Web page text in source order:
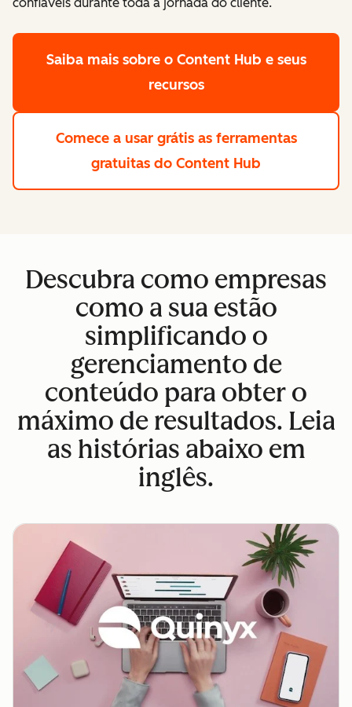
Saiba mais sobre o Content Hub e seus
recursos
Comece a usar grátis as ferramentas
gratuitas do Content Hub
Descubra como empresas
como a sua estão
simplificando o
gerenciamento de
conteúdo para obter o
máximo de resultados. Leia
as histórias abaixo em
inglês.